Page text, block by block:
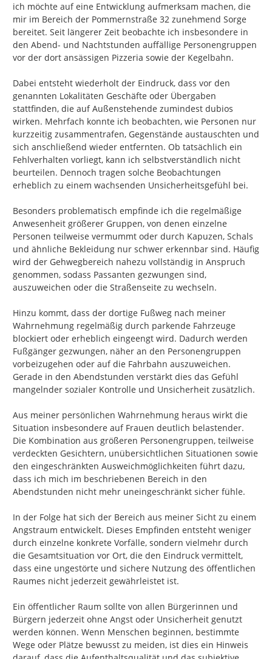
ich möchte auf eine Entwicklung aufmerksam machen, die
mir im Bereich der Pommernstraße 32 zunehmend Sorge
bereitet. Seit längerer Zeit beobachte ich insbesondere in
den Abend- und Nachtstunden auffällige Personengruppen
vor der dort ansässigen Pizzeria sowie der Kegelbahn.
Dabei entsteht wiederholt der Eindruck, dass vor den
genannten Lokalitäten Geschäfte oder Übergaben
stattfinden, die auf Außenstehende zumindest dubios
wirken. Mehrfach konnte ich beobachten, wie Personen nur
kurzzeitig zusammentrafen, Gegenstände austauschten und
sich anschließend wieder entfernten. Ob tatsächlich ein
Fehlverhalten vorliegt, kann ich selbstverständlich nicht
beurteilen. Dennoch tragen solche Beobachtungen
erheblich zu einem wachsenden Unsicherheitsgefühl bei.
Besonders problematisch empfinde ich die regelmäßige
Anwesenheit größerer Gruppen, von denen einzelne
Personen teilweise vermummt oder durch Kapuzen, Schals
und ähnliche Bekleidung nur schwer erkennbar sind. Häufig
wird der Gehwegbereich nahezu vollständig in Anspruch
genommen, sodass Passanten gezwungen sind,
auszuweichen oder die Straßenseite zu wechseln.
Hinzu kommt, dass der dortige Fußweg nach meiner
Wahrnehmung regelmäßig durch parkende Fahrzeuge
blockiert oder erheblich eingeengt wird. Dadurch werden
Fußgänger gezwungen, näher an den Personengruppen
vorbeizugehen oder auf die Fahrbahn auszuweichen.
Gerade in den Abendstunden verstärkt dies das Gefühl
mangelnder sozialer Kontrolle und Unsicherheit zusätzlich.
Aus meiner persönlichen Wahrnehmung heraus wirkt die
Situation insbesondere auf Frauen deutlich belastender.
Die Kombination aus größeren Personengruppen, teilweise
verdeckten Gesichtern, unübersichtlichen Situationen sowie
den eingeschränkten Ausweichmöglichkeiten führt dazu,
dass ich mich im beschriebenen Bereich in den
Abendstunden nicht mehr uneingeschränkt sicher fühle.
In der Folge hat sich der Bereich aus meiner Sicht zu einem
Angstraum entwickelt. Dieses Empfinden entsteht weniger
durch einzelne konkrete Vorfälle, sondern vielmehr durch
die Gesamtsituation vor Ort, die den Eindruck vermittelt,
dass eine ungestörte und sichere Nutzung des öffentlichen
Raumes nicht jederzeit gewährleistet ist.
Ein öffentlicher Raum sollte von allen Bürgerinnen und
Bürgern jederzeit ohne Angst oder Unsicherheit genutzt
werden können. Wenn Menschen beginnen, bestimmte
Wege oder Plätze bewusst zu meiden, ist dies ein Hinweis